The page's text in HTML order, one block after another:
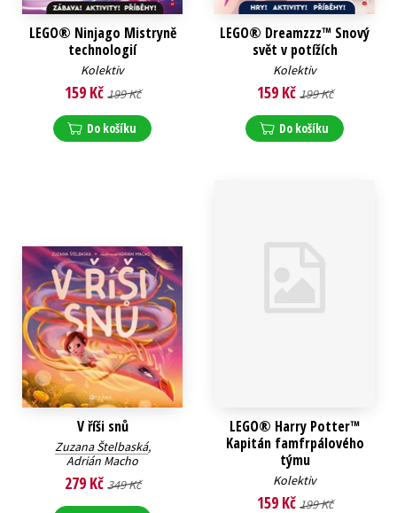
LEGO® Ninjago Mistryně
technologií
Kolektiv
159 Kč 199 Kč
Do košíku
LEGO® Dreamzzz™ Snový
svět v potížích
Kolektiv
159 Kč 199 Kč
Do košíku
V říši snů
Zuzana Štelbaská,
Adrián Macho
279 Kč 349 Kč
LEGO® Harry Potter™
Kapitán famfrpálového
týmu
Kolektiv
159 Kč 199 Kč